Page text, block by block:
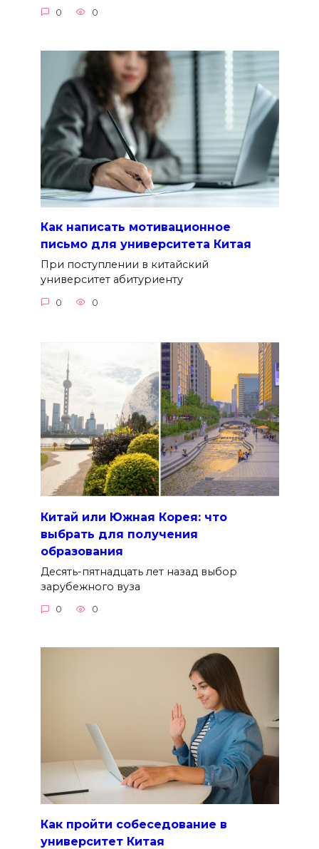
0 0
Как написать мотивационное
письмо для университета Китая
При поступлении в китайский
университет абитуриенту
0 0
Китай или Южная Корея: что
выбрать для получения
образования
Десять-пятнадцать лет назад выбор
зарубежного вуза
0 0
Как пройти собеседование в
университет Китая